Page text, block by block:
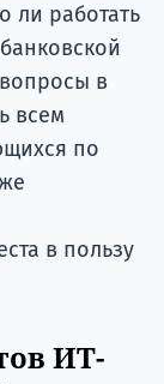
ли работать
в
всем
по
в пользу
ИТ-